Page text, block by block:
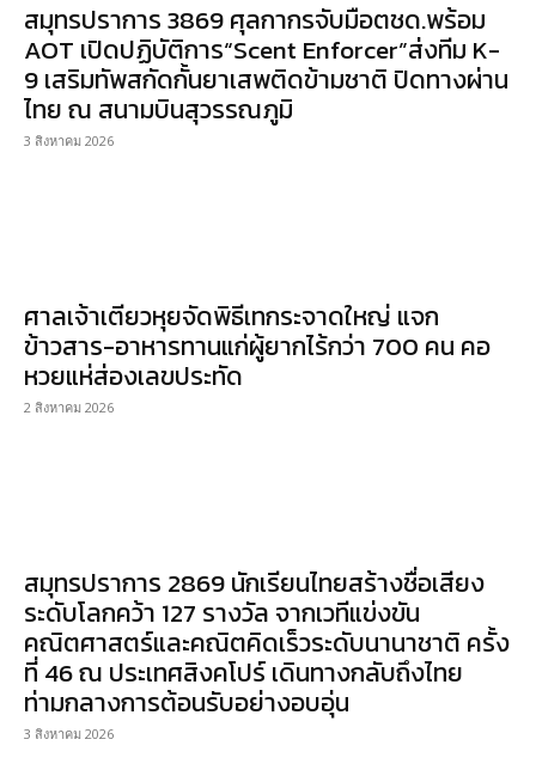
สมุทรปราการ 3869 ศุลกากรจับมือตชด.พร้อม
AOT เปิดปฏิบัติการ“Scent Enforcer”ส่งทีม K-
9 เสริมทัพสกัดกั้นยาเสพติดข้ามชาติ ปิดทางผ่าน
ไทย ณ สนามบินสุวรรณภูมิ
3 สิงหาคม 2026
ศาลเจ้าเตียวหุยจัดพิธีเทกระจาดใหญ่ แจก
ข้าวสาร-อาหารทานแก่ผู้ยากไร้กว่า 700 คน คอ
หวยแห่ส่องเลขประทัด
2 สิงหาคม 2026
สมุทรปราการ 2869 นักเรียนไทยสร้างชื่อเสียง
ระดับโลกคว้า 127 รางวัล จากเวทีแข่งขัน
คณิตศาสตร์และคณิตคิดเร็วระดับนานาชาติ ครั้ง
ที่ 46 ณ ประเทศสิงคโปร์ เดินทางกลับถึงไทย
ท่ามกลางการต้อนรับอย่างอบอุ่น
3 สิงหาคม 2026